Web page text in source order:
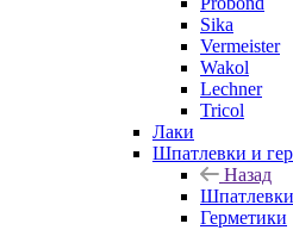
Sika
Vermeister
Wakol
Lechner
Tricol
Лаки
Шпатлевки и
Назад
Герметики